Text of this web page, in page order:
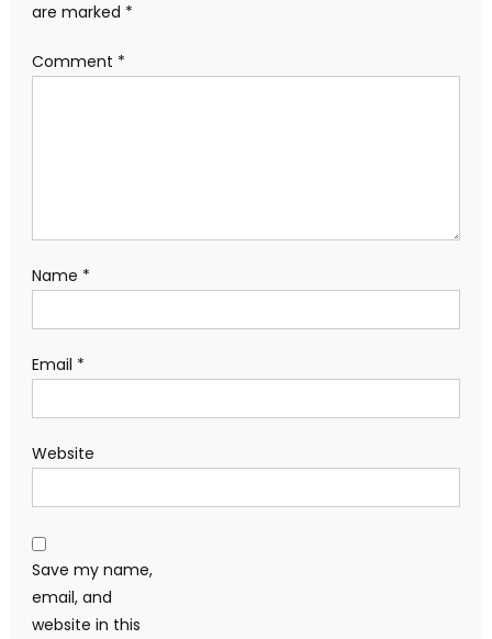
are marked *
Comment *
Name *
Email *
Website
Save my name,
email, and
website in this